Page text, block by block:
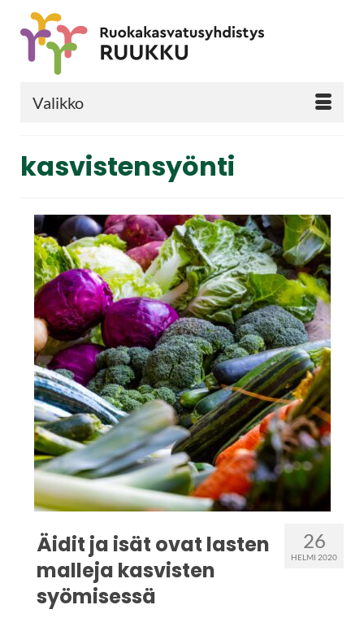
Valikko
kasvistensyönti
26
HELMI 2020
Äidit ja isät ovat lasten
malleja kasvisten
syömisessä